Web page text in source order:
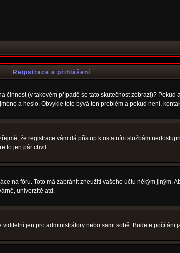
Registrace a přihlášení
(v takovém případě se tato skutečnost zobrazí)?
a heslo. Obvykle toto bývá ten problém a pokud není,
že registrace vám dá přístup k ostatním službám
to jen pár chvil.
na fóru. Toto má zabránit zneužití vašeho účtu někým jiným.
univerzitě atd.
viditelní jen pro administrátory nebo sami sobě. Budete počítáni